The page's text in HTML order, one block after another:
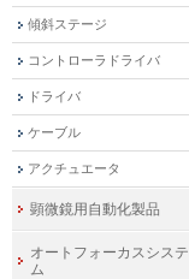
傾斜ステージ
コントローラドライバ
ドライバ
ケーブル
アクチュエータ
顕微鏡用自動化製品
オートフォーカスシステ
ム